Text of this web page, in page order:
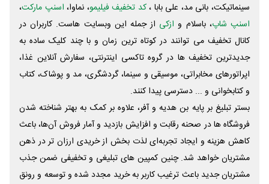
سینماتیکت، بانی مد، علی‌ بابا ،کد تخفیف فیلیمو، نماوا، اسنپ مارکت،
اسنپ شاپ، باسلام و ازکی از جمله این وبسایت ‌هاست. کاربران در
کانال تخفیف می توانند در کوتاه ترین زمان و با چند کلیک ساده به
جدیدترین تخفیف ها در گروه تاکسی اینترنتی، سفارش آنلاین غذا،
اپراتورهای مخابراتی، موسیقی و سینما، گردشگری، مد و پوشاک، کتاب
و کتابخوانی و ... دسترسی پیدا کنند.
بستر تبلیغ بر پایه بن هدیه و آفر، علاوه بر کمک به بهتر شناخته شدن
فروشگاه ها در صحنه رقابت و افزایش بازدید و آمار فروش آن‌ها، باعث
کاهش هزینه و ایجاد تجربه‌ای لذت بخش از خریدی ارزان تر در ذهن
مشتریان خواهد شد. چنین کمپین های تبلیغی و تخفیفی ضمن جذب
مشتریان جدید باعث ترغیب کاربر به خرید مجدد شده و توسعه و رونق